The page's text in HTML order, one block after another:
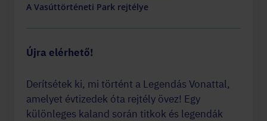
A Vasúttörténeti Park rejtélye
Újra elérhető!
Derítsétek ki, mi történt a Legendás Vonattal,
amelyet évtizedek óta rejtély övez! Egy
különleges kaland során titkok és legendák